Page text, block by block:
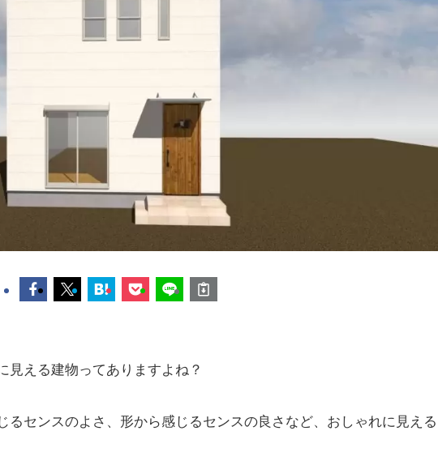
見える建物ってありますよね？
るセンスのよさ、形から感じるセンスの良さなど、おしゃれに見える